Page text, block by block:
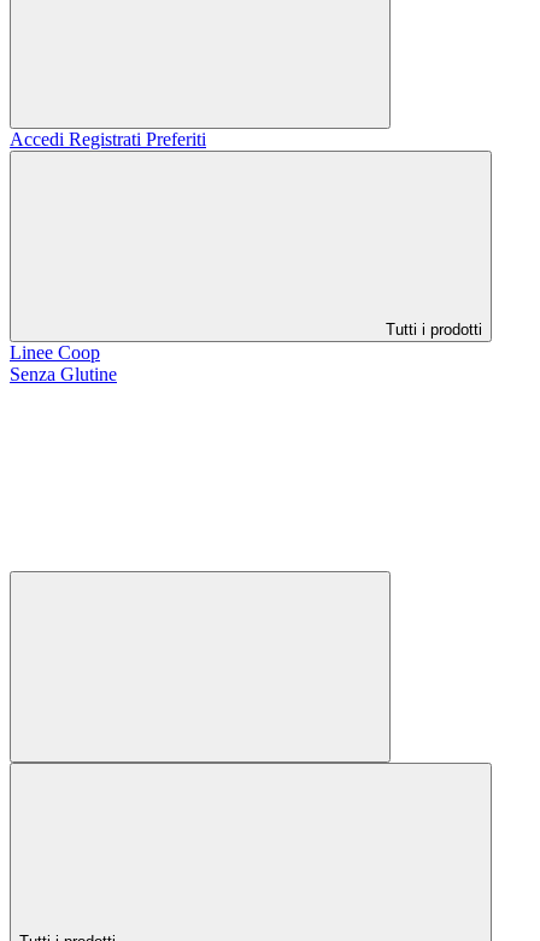
Accedi Registrati Preferiti
Tutti i prodotti
Linee Coop
Senza Glutine